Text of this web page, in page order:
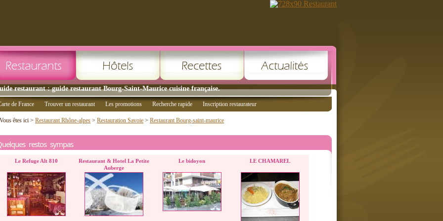
restaurant : guide restaurant Bourg-Saint-Maurice cuisine française.
de France Trouver un restaurant Les promotions Recherche rapide Inscription restaurateur
Vous êtes ici > Restaurant Rhône-alpes > Restauration Savoie > Restaurant Bourg-saint-maurice
restos sympas
Le Refuge Alt 810
Restaurant & Hotel La Petite
Auberge
Le bidoyon LE CHAMAREL